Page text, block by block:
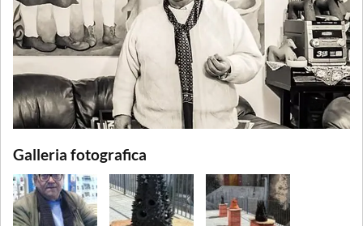
Galleria fotografica